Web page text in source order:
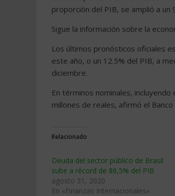
proporción del PIB, se amplió a
Sigue la información sobre la
Los últimos pronósticos oficiales
este año, o un 12.5% del PIB, a
diciembre.
En términos nominales,
millones de reales, afirmó el
Relacionado
Deuda del sector público de Brasil
sube a récord de 86,5% del PIB
agosto 31, 2020
En «Finanzas Internacionales»